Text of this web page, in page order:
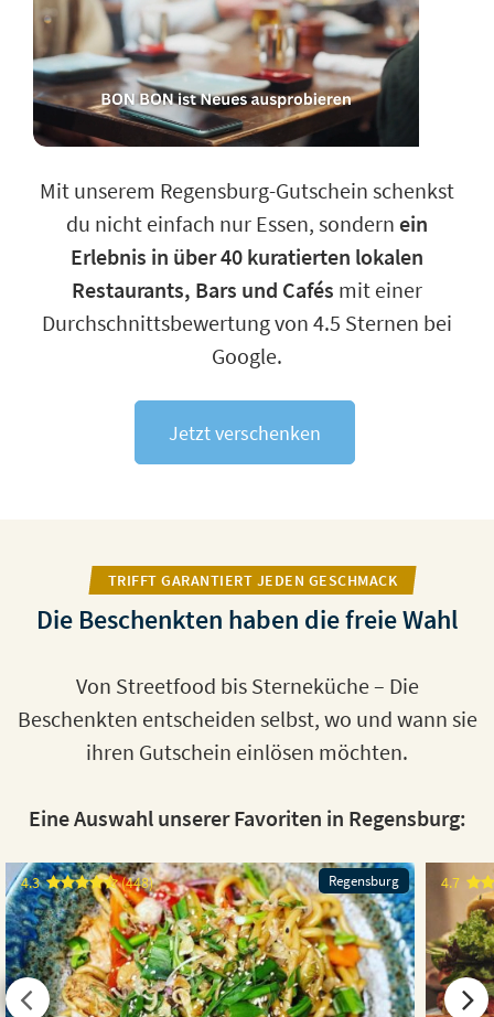
Mit unserem Regensburg-Gutschein schenkst
du nicht einfach nur Essen, sondern ein
Erlebnis in über 40 kuratierten lokalen
Restaurants, Bars und Cafés mit einer
Durchschnittsbewertung von 4.5 Sternen bei
Google.
Jetzt verschenken
TRIFFT GARANTIERT JEDEN GESCHMACK
Die Beschenkten haben die freie Wahl
Von Streetfood bis Sterneküche – Die
Beschenkten entscheiden selbst, wo und wann sie
ihren Gutschein einlösen möchten.
Eine Auswahl unserer Favoriten in Regensburg:
Regensburg
4.3 (448) 4.7